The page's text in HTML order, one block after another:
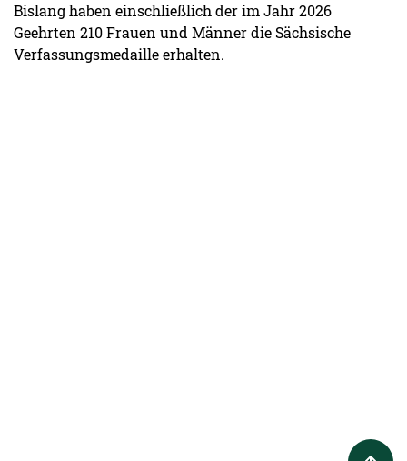
Bislang haben einschließlich der im Jahr 2026
Geehrten 210 Frauen und Männer die Sächsische
Verfassungsmedaille erhalten.